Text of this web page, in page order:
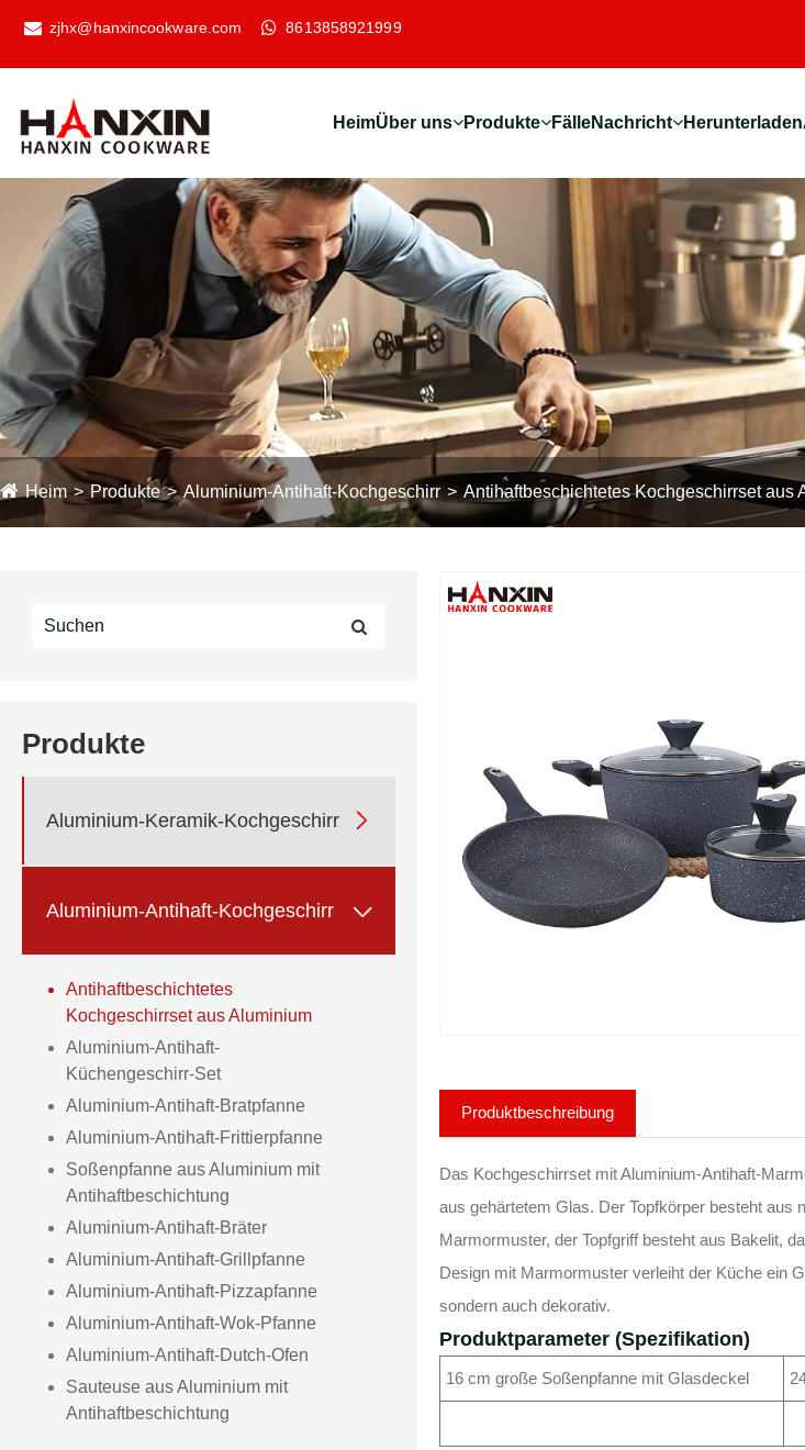
zjhx@hanxincookware.com 8613858921999
HeimÜber uns Produkte FälleNachricht Herunterladen
Heim Produkte Aluminium-Antihaft-Kochgeschirr Antihaftbeschichtetes Kochgeschirrset aus
Produkte
Aluminium-Keramik-Kochgeschirr 
Aluminium-Antihaft-Kochgeschirr 
Antihaftbeschichtetes
Kochgeschirrset aus Aluminium
Aluminium-Antihaft-
Küchengeschirr-Set
Aluminium-Antihaft-Bratpfanne
Aluminium-Antihaft-Frittierpfanne
Soßenpfanne aus Aluminium mit
Antihaftbeschichtung
Aluminium-Antihaft-Bräter
Aluminium-Antihaft-Grillpfanne
Aluminium-Antihaft-Pizzapfanne
Aluminium-Antihaft-Wok-Pfanne
Aluminium-Antihaft-Dutch-Ofen
Sauteuse aus Aluminium mit
Antihaftbeschichtung
Produktbeschreibung
Das Kochgeschirrset mit Aluminium-Antihaft-
aus gehärtetem Glas. Der Topfkörper besteht aus
Marmormuster, der Topfgriff besteht aus Bakelit,
Design mit Marmormuster verleiht der Küche ein
sondern auch dekorativ.
Produktparameter (Spezifikation)
16 cm große Soßenpfanne mit Glasdeckel